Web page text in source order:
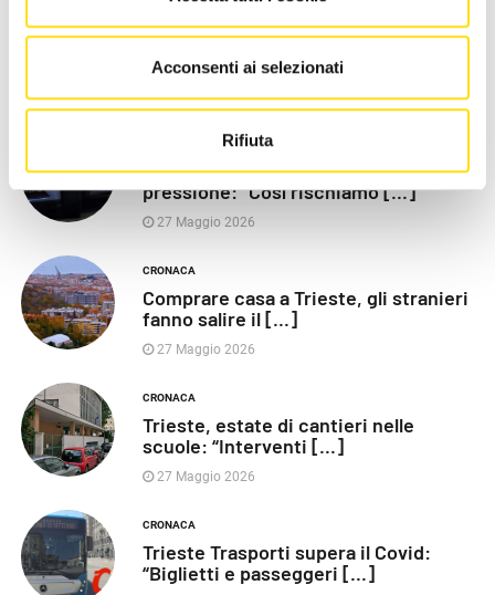
Acconsenti ai selezionati
Rifiuta
Razza (Lega): “Piazza Libertà va
chiusa”, Vaccarezza [...]
27 Maggio 2026
Poliziotti sempre più sotto
pressione: “Così rischiamo [...]
27 Maggio 2026
CRONACA
Comprare casa a Trieste, gli stranieri
fanno salire il [...]
27 Maggio 2026
CRONACA
Trieste, estate di cantieri nelle
scuole: “Interventi [...]
27 Maggio 2026
CRONACA
Trieste Trasporti supera il Covid:
“Biglietti e passeggeri [...]